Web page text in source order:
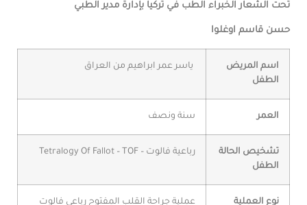
تحت الشعار الخبراء الطب في تركيا بإدارة مدير الطبي
حسن قاسم اوغلوا
اسم المريض
الطفل
ياسر عمر ابراهيم من العراق
العمر سنة ونصف
تشخيص الحالة
الطفل
رباعية فالوت – Tetralogy Of Fallot – TOF
نوع العملية
عملية جراحة القلب المفتوح رباعي فالوت